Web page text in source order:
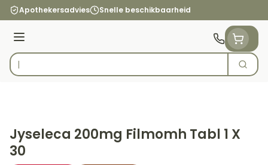
Ga naar de inhoud
Apothekersadvies Snelle beschikbaarheid
Menu
Product, merk, categorie...
Zoek
Jyseleca 200mg Filmomh Tabl 1 X
30